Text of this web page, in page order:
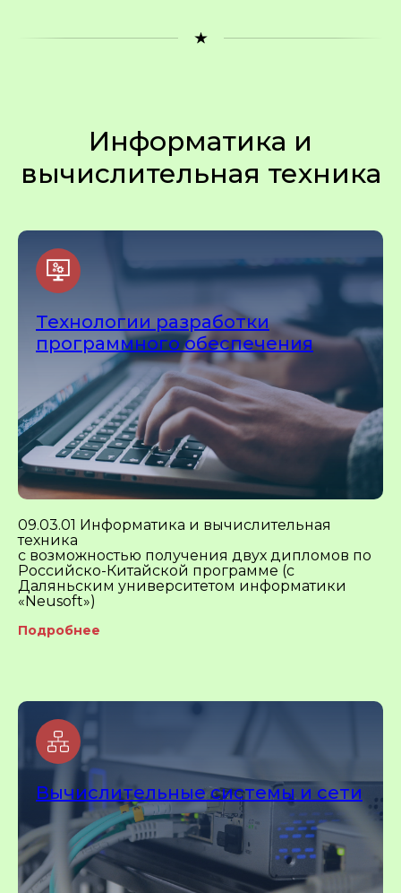
Информатика и
вычислительная техника
Технологии разработки
программного обеспечения
09.03.01 Информатика и вычислительная
техника
с возможностью получения двух дипломов по
Российско-Китайской программе (с
Даляньским университетом информатики
«Neusoft»)
Подробнее
Вычислительные системы и сети